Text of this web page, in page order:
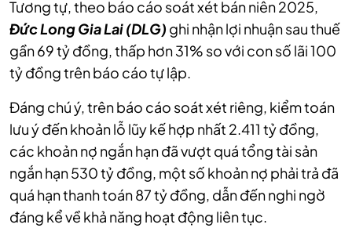
‏Tương tự, theo báo cáo soát xét bán niên 2025,
Đức Long Gia Lai (DLG)
gần 69 tỷ đồng, thấp hơn 31% so với con số lãi 100
tỷ đồng trên báo cáo tự lập.
lưu ý đến khoản lỗ lũy kế hợp nhất 2.411 tỷ đồng,
các khoản nợ ngắn hạn đã vượt quá tổng tài sản
ngắn hạn 530 tỷ đồng, một số khoản nợ phải trả đã
quá hạn thanh toán 87 tỷ đồng, dẫn đến nghi ngờ